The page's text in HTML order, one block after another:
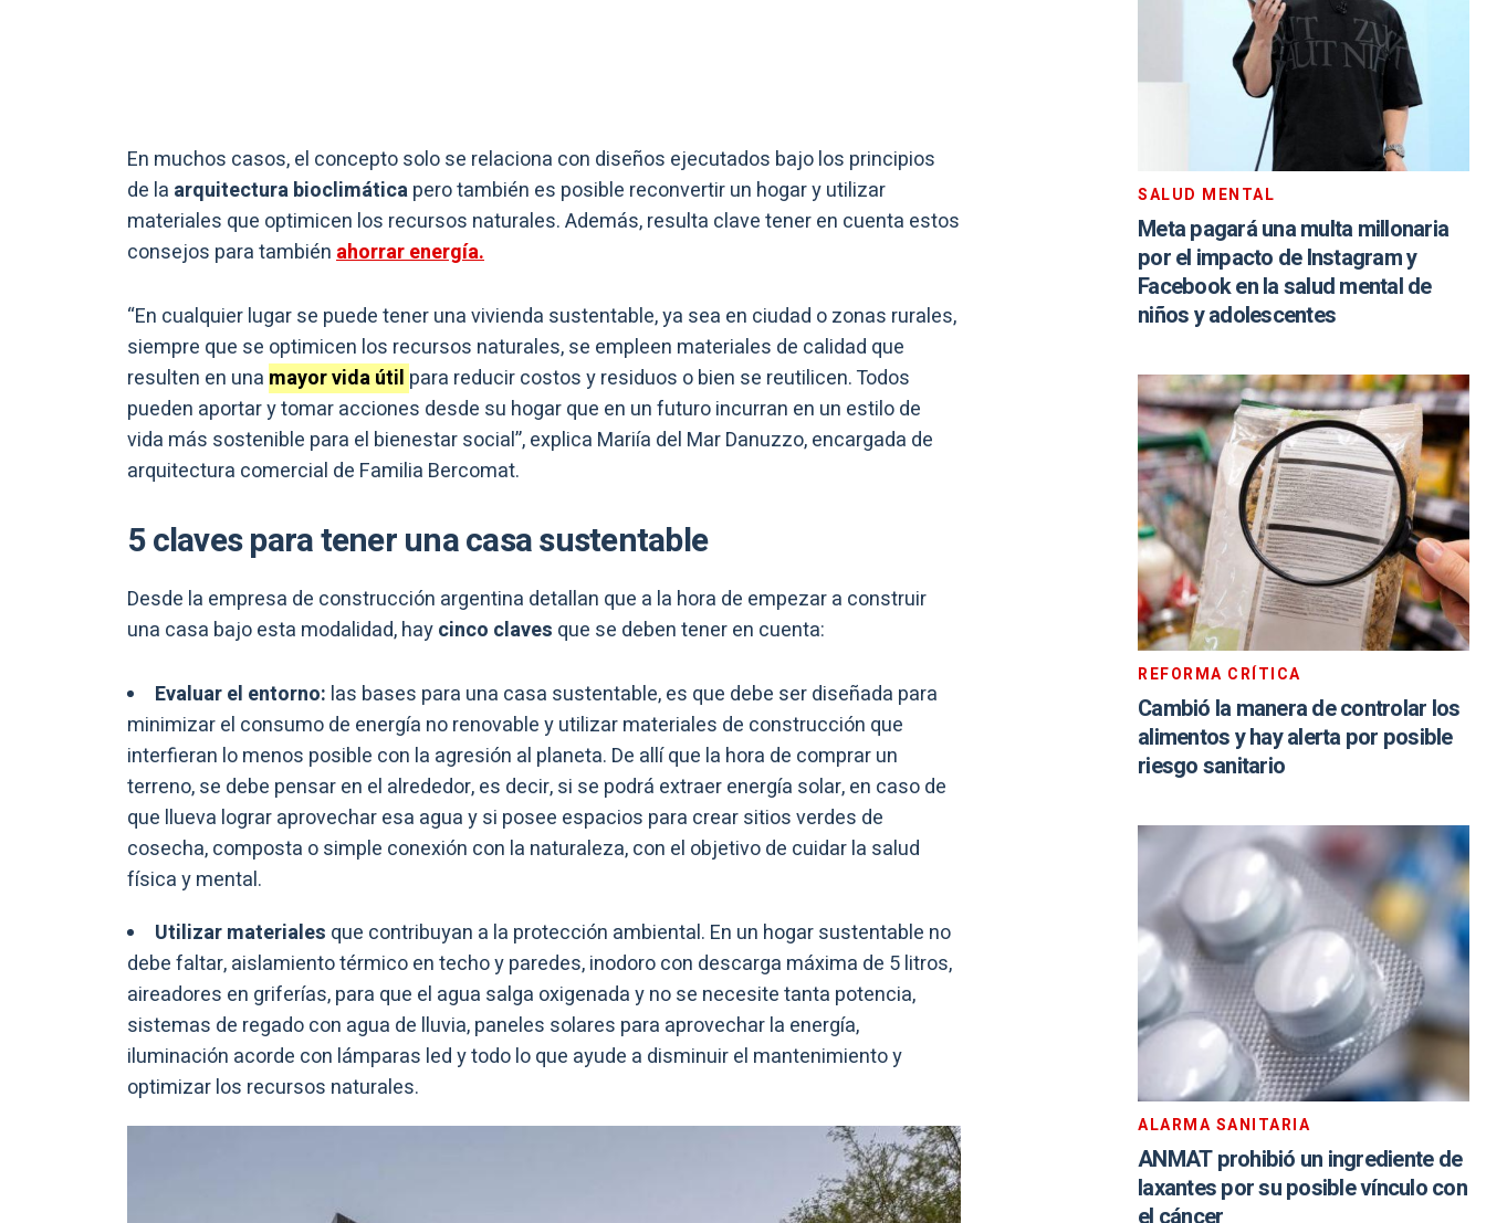
En muchos casos, el concepto solo se relaciona con diseños ejecutados bajo los principios
de la arquitectura bioclimáticapero también es posible reconvertir un hogar y utilizar
materiales que optimicen los recursos naturales. Además, resulta clave tener en cuenta estos
consejos para tambiénahorrar energía.
“En cualquier lugar se puede tener una vivienda sustentable, ya sea en ciudad o zonas rurales,
siempre que se optimicen los recursos naturales, se empleen materiales de calidad que
resulten en una mayor vida útil para reducir costos y residuos o bien se reutilicen. Todos
pueden aportar y tomar acciones desde su hogar que en un futuro incurran en un estilo de
vida más sostenible para el bienestar social”, explica Mariía del Mar Danuzzo, encargada de
arquitectura comercial de Familia Bercomat.
5 claves para tener una casa sustentable
Desde la empresa de construcción argentina detallan que a la hora de empezar a construir
una casa bajo esta modalidad, haycinco claves que se deben tener en cuenta:
Evaluar el entorno: las bases para una casa sustentable, es que debe ser diseñada para
minimizar el consumo de energía no renovable y utilizar materiales de construcción que
interfieran lo menos posible con la agresión al planeta. De allí que la hora de comprar un
terreno, se debe pensar en el alrededor, es decir, si se podrá extraer energía solar, en caso de
que llueva lograr aprovechar esa agua y si posee espacios para crear sitios verdes de
cosecha, composta o simple conexión con la naturaleza, con el objetivo de cuidar la salud
física y mental.
Utilizar materiales que contribuyan a la protección ambiental. En un hogar sustentable no
debe faltar, aislamiento térmico en techo y paredes, inodoro con descarga máxima de 5 litros,
aireadores en griferías, para que el agua salga oxigenada y no se necesite tanta potencia,
sistemas de regado con agua de lluvia, paneles solares para aprovechar la energía,
iluminación acorde con lámparas led y todo lo que ayude a disminuir el mantenimiento y
optimizar los recursos naturales.
SALUD MENTAL
Meta pagará una multa millonaria
por el impacto de Instagram y
Facebook en la salud mental de
niños y adolescentes
REFORMA CRÍTICA
Cambió la manera de controlar los
alimentos y hay alerta por posible
riesgo sanitario
ALARMA SANITARIA
ANMAT prohibió un ingrediente de
laxantes por su posible vínculo con